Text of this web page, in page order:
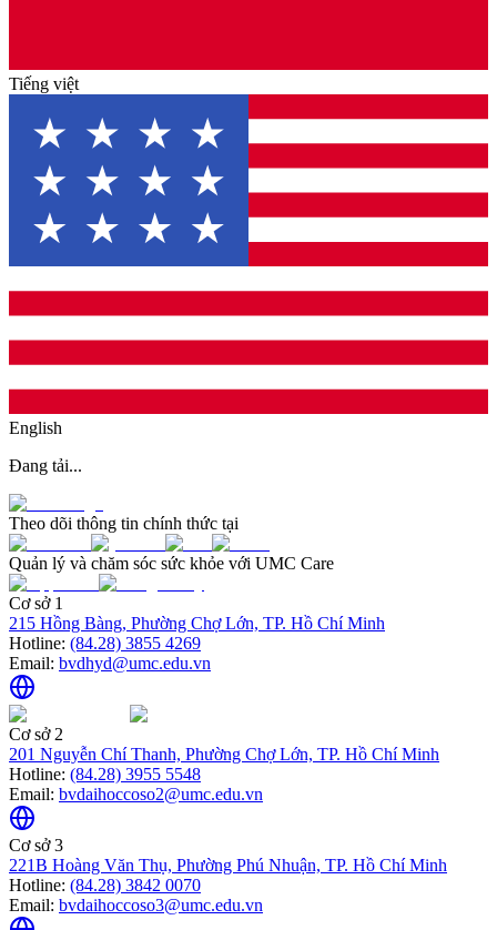
Tiếng việt
English
Đang tải...
Theo dõi thông tin chính thức tại
Quản lý và chăm sóc sức khỏe với UMC Care
Cơ sở 1
215 Hồng Bàng, Phường Chợ Lớn, TP. Hồ Chí Minh
Hotline: (84.28) 3855 4269
Email: bvdhyd@umc.edu.vn
Cơ sở 2
201 Nguyễn Chí Thanh, Phường Chợ Lớn, TP. Hồ Chí Minh
Hotline: (84.28) 3955 5548
Email: bvdaihoccoso2@umc.edu.vn
Cơ sở 3
221B Hoàng Văn Thụ, Phường Phú Nhuận, TP. Hồ Chí Minh
Hotline: (84.28) 3842 0070
Email: bvdaihoccoso3@umc.edu.vn